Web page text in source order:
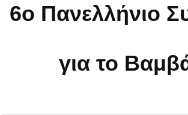
6o Πανελλήνιο
για το